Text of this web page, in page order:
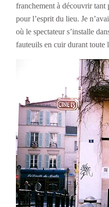
franchement à découvrir
pour l’esprit du lieu. Je
où le spectateur s’installe
fauteuils en cuir durant toute